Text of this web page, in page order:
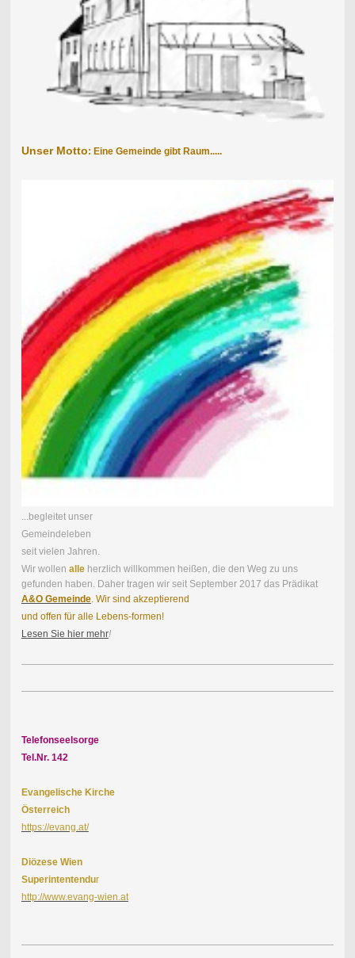
Unser Motto: Eine Gemeinde gibt Raum.....
...begleitet unser
Gemeindeleben
seit vielen Jahren.
Wir wollen alleherzlich willkommen heißen, die den Weg zu uns
gefunden haben . Daher tragen wir seit September 2017 das Prädikat
A&O Gemeinde. Wir sind akzeptierend
und offen für alle Lebens-formen!
Lesen Sie hier mehr!
Telefonseelsorge
Tel.Nr. 142
Evangelische Kirche
Österreich
https://evang.at/
Diözese Wien
Superintentendur
http://www.evang-wien.at